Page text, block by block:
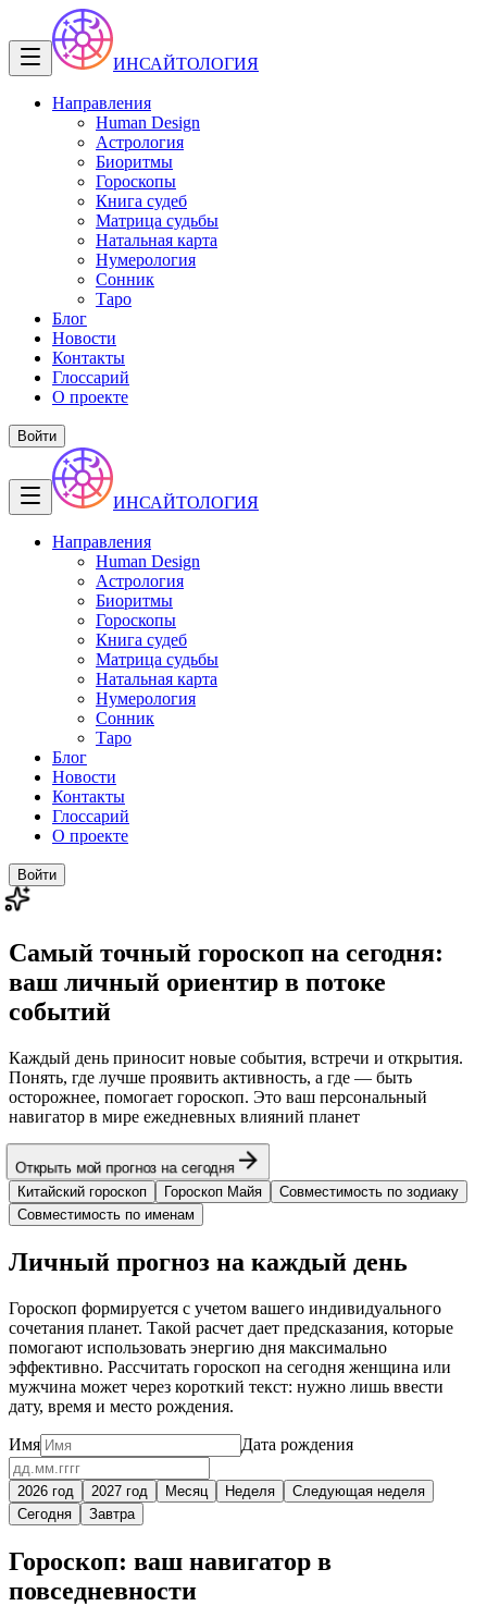
ИНСАЙТОЛОГИЯ
Направления
Human Design
Астрология
Биоритмы
Гороскопы
Книга судеб
Матрица судьбы
Натальная карта
Нумерология
Сонник
Таро
Блог
Новости
Контакты
Глоссарий
О проекте
Войти
ИНСАЙТОЛОГИЯ
Направления
Human Design
Астрология
Биоритмы
Гороскопы
Книга судеб
Матрица судьбы
Натальная карта
Нумерология
Сонник
Таро
Блог
Новости
Контакты
Глоссарий
О проекте
Войти
Самый точный гороскоп на сегодня:
ваш личный ориентир в потоке
событий
Каждый день приносит новые события, встречи и открытия.
Понять, где лучше проявить активность, а где — быть
осторожнее, помогает гороскоп. Это ваш персональный
навигатор в мире ежедневных влияний планет
Открыть мой прогноз на сегодня
Китайский гороскоп Гороскоп Майя
Совместимость по зодиаку
Совместимость по именам
Личный прогноз на каждый день
Гороскоп формируется с учетом вашего индивидуального
сочетания планет. Такой расчет дает предсказания, которые
помогают использовать энергию дня максимально
эффективно. Рассчитать гороскоп на сегодня женщина или
мужчина может через короткий текст: нужно лишь ввести
дату, время и место рождения.
Имя Дата рождения
2026 год 2027 год Месяц Неделя
Следующая неделя
Сегодня
Завтра
Гороскоп: ваш навигатор в
повседневности